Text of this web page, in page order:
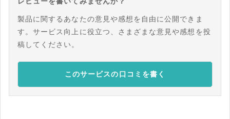
製品に関するあなたの意見や感想を自由に公開できま
す。サービス向上に役立つ、さまざまな意見や感想を投
稿してください。
このサービスの口コミを書く